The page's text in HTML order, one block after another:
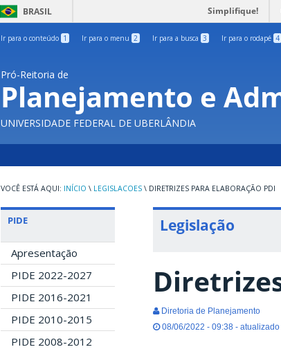
BRASIL Simplifique!
Ir para o conteúdo 1 Ir para o menu 2 Ir para a busca 3 Ir para o rodapé 4
Pró-Reitoria de
Planejamento e
UNIVERSIDADE FEDERAL DE UBERLÂNDIA
INÍCIO \ LEGISLACOES \ DIRETRIZES PARA ELABORAÇÃO PDI
PIDE
Apresentação
PIDE 2022-2027
PIDE 2016-2021
PIDE 2010-2015
PIDE 2008-2012
Legislação
Diretoria de Planejamento
08/06/2022 - 09:38 - atualizado